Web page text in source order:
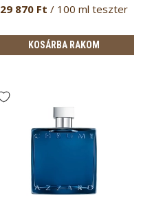
29 870 Ft / 100 ml teszter
KOSÁRBA RAKOM